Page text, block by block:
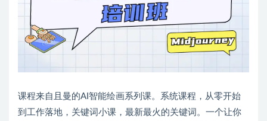
课程来自且曼的AI智能绘画系列课。系统课程，从零开始
到工作落地，关键词小课，最新最火的关键词。一个让你